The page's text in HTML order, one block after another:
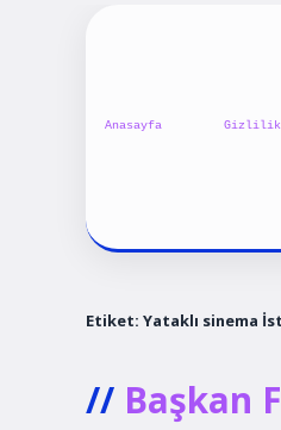
Anasayfa Gizlilik
Etiket: Yataklı sinema
Başkan